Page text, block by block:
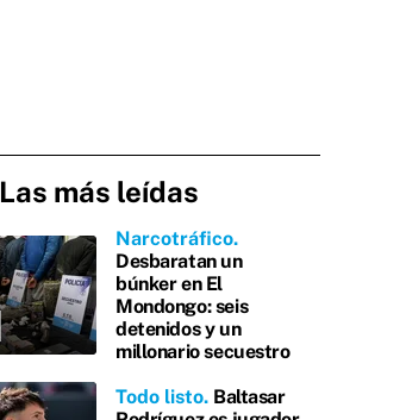
Las más leídas
Narcotráfico
Desbaratan un
búnker en El
Mondongo: seis
detenidos y un
millonario secuestro
Todo listo Baltasar